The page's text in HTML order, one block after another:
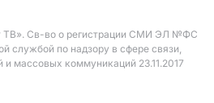
ТВ». Св-во о регистрации СМИ ЭЛ №ФС
службой по надзору в сфере связи,
массовых коммуникаций 23.11.2017